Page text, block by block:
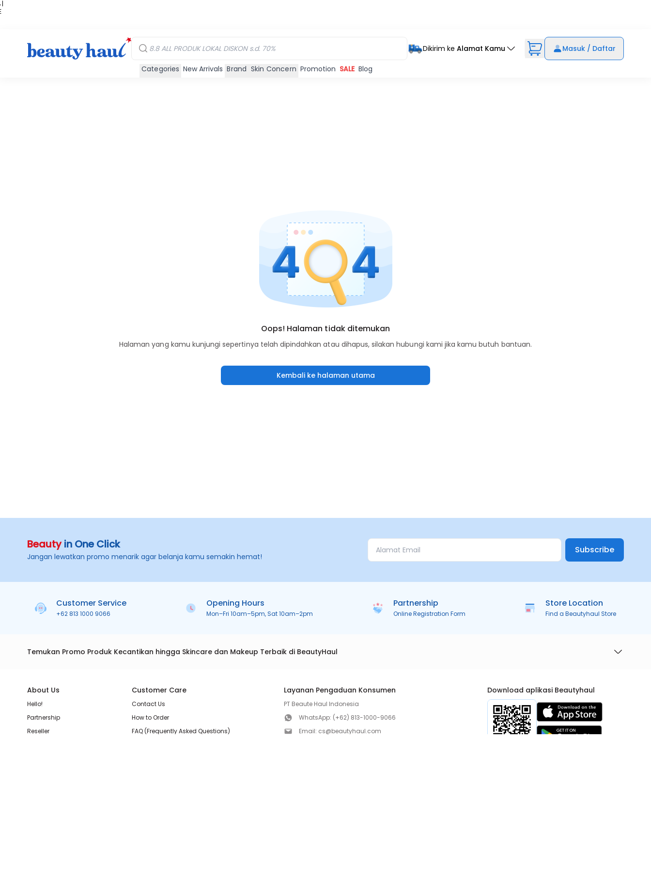
|
Dikirim ke Alamat Kamu Masuk / Daftar
Categories New Arrivals Brand Skin Concern Promotion SALE Blog
Oops! Halaman tidak ditemukan
Halaman yang kamu kunjungi sepertinya telah dipindahkan atau dihapus, silakan hubungi kami jika kamu butuh bantuan.
Kembali ke halaman utama
Beautyin One Click
Jangan lewatkan promo menarik agar belanja kamu semakin hemat!
Subscribe
Customer Service
+62 813 1000 9066
Opening Hours
Mon–Fri 10am–5pm, Sat 10am–2pm
Partnership
Online Registration Form
Store Location
Find a Beautyhaul Store
Temukan Promo Produk Kecantikan hingga Skincare dan Makeup Terbaik di BeautyHaul
About Us
Hello!
Partnership
Reseller
Customer Care
Contact Us
How to Order
FAQ (Frequently Asked Questions)
Layanan Pengaduan Konsumen
PT Beaute Haul Indonesia
WhatsApp: (+62) 813-1000-9066
Email: cs@beautyhaul.com
Download aplikasi Beautyhaul